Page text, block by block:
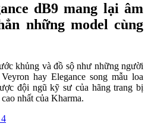
dB9 mang lại âm
những model cùng
khủng và đồ sộ như những người
hay Elegance song mẫu loa
đội ngũ kỹ sư của hãng trang bị
nhất của Kharma.